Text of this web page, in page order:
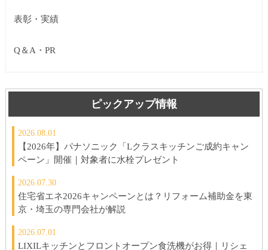
表彰・実績
Q＆A・PR
ピックアップ情報
2026.08.01
【2026年】パナソニック「Lクラスキッチンご成約キャン
ペーン」開催｜対象者に水栓プレゼント
2026.07.30
住宅省エネ2026キャンペーンとは？リフォーム補助金を東
京・埼玉の専門会社が解説
2026.07.01
LIXILキッチンとフロントオープン食洗機がお得｜リシェ